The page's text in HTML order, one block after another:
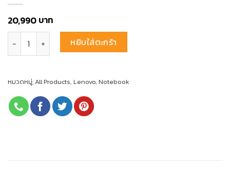
20,990บาท
จำนวน Lenovo IdeaPad Slim 3 15AMN8 Ryzen 3 7320U
หยิบใส่ตะกร้า
หมวดหมู่:All Products, Lenovo, Notebook